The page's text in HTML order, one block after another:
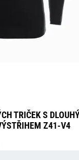
TRIČEK S
Z41-V4